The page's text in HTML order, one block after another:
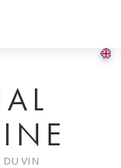
DU VIN